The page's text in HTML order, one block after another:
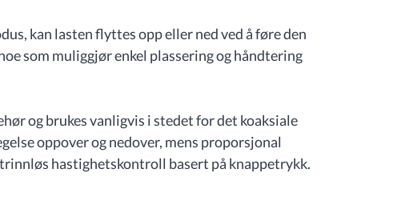
kan lasten flyttes opp eller ned ved å føre den
som muliggjør enkel plassering og håndtering
og brukes vanligvis i stedet for det koaksiale
oppover og nedover, mens proporsjonal
hastighetskontroll basert på knappetrykk.